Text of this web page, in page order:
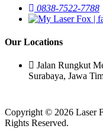
0838-7522-7788
Our Locations
Jalan Rungkut
Surabaya, Jawa
Copyright © 2026 Laser
Rights Reserved.